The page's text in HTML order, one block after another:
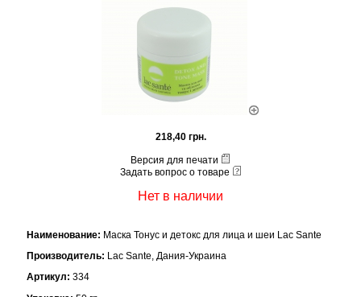
218,40 грн.
Версия для печати
Задать вопрос о товаре
Нет в наличии
Наименование: Маска Тонус и детокс для лица и шеи Lac Sante
Производитель: Lac Sante, Дания-Украина
Артикул: 334